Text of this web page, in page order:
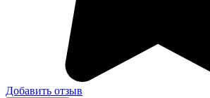
Добавить отзыв